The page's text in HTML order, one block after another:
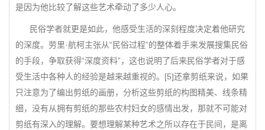
是因为他比较了解这些艺术牵动了多少人心。
民俗学者就更是如此，他感受生活的深刻程度决定着他研究
的深度。劳里·航柯主张从“民俗过程”的整体着手来发展搜集民俗
的手段，争取获得“深度资料”，这也说明了后来民俗学者对于感
受生活中各种人的经验是越来越重视的。[5]还拿剪纸来说，如果
只注意为了编出剪纸的画册，分析这些剪纸的构图精美、线条精
细，没有从拥有剪纸的那些农村妇女的感情出发，那就不可能对
剪纸有深入的理解。要想理解某种艺术之所以存在于民间，是离